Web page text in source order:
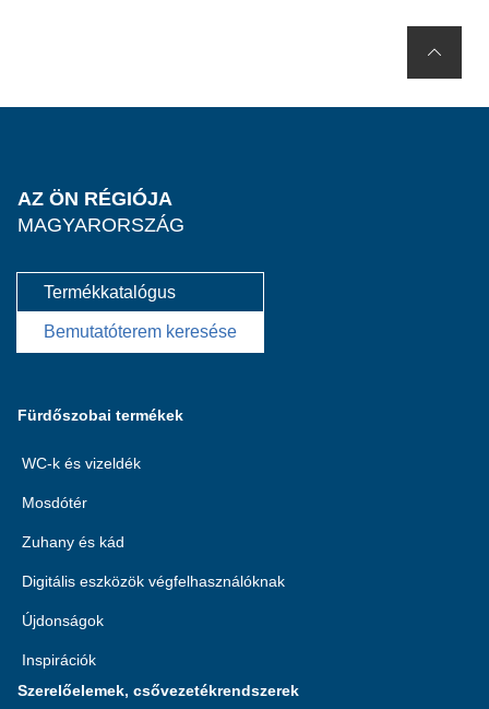
AZ ÖN RÉGIÓJA
MAGYARORSZÁG
Termékkatalógus
Bemutatóterem keresése
Fürdőszobai termékek
WC-k és vizeldék
Mosdótér
Zuhany és kád
Digitális eszközök végfelhasználóknak
Újdonságok
Inspirációk
Szerelőelemek, csővezetékrendszerek